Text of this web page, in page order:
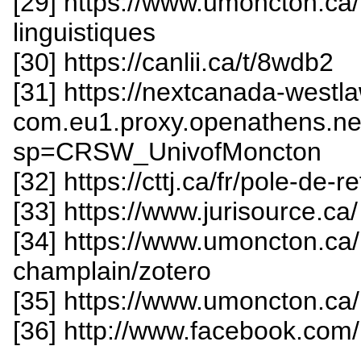
linguistiques
[30] https://canlii.ca/t/8wdb2
[31] https://nextcanada-
sp=CRSW_UnivofMoncton
[32] https://cttj.ca/fr/pole-de-
[33] https://www.jurisource.ca/
[34] https://
champlain/zotero
[35] https://
[36] http://